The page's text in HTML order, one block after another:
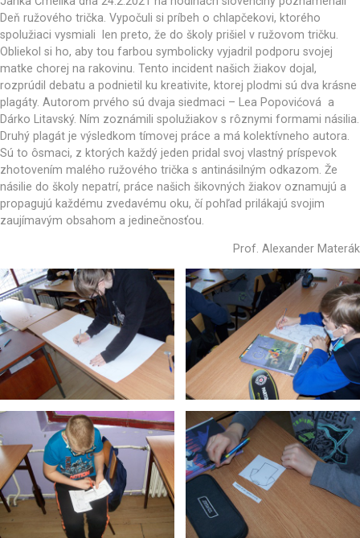
Deň ružového trička. Vypočuli si príbeh o chlapčekovi, ktorého
spolužiaci vysmiali len preto, že do školy prišiel v ružovom tričku.
Obliekol si ho, aby tou farbou symbolicky vyjadril podporu svojej
matke chorej na rakovinu. Tento incident našich žiakov dojal,
rozprúdil debatu a podnietil ku kreativite, ktorej plodmi sú dva krásne
plagáty. Autorom prvého sú dvaja siedmaci – Lea Popovićová a
Dárko Litavský. Ním zoznámili spolužiakov s rôznymi formami násilia.
Druhý plagát je výsledkom tímovej práce a má kolektívneho autora.
Sú to ôsmaci, z ktorých každý jeden pridal svoj vlastný príspevok
zhotovením malého ružového trička s antinásilným odkazom. Že
násilie do školy nepatrí, práce našich šikovných žiakov oznamujú a
propagujú každému zvedavému oku, čí pohľad prilákajú svojim
zaujímavým obsahom a jedinečnosťou.
Prof. Alexander Materák